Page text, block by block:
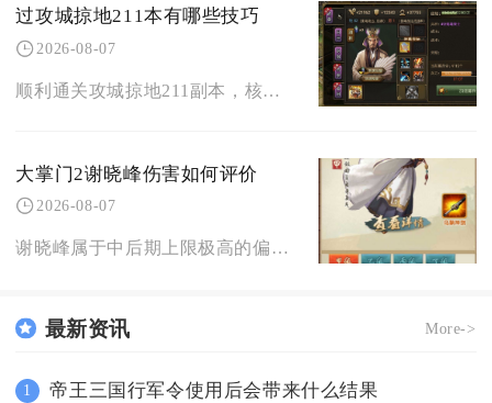
过攻城掠地211本有哪些技巧
2026-08-07
顺利通关攻城掠地211副本，核心技巧集中在固定武将排阵、精准战法释放节奏、硬件门槛把控、斩
大掌门2谢晓峰伤害如何评价
2026-08-07
谢晓峰属于中后期上限极高的偏副C侠客，持续伤害能力稳定，爆发依托全队攻击面板联动，PVE长
最新资讯 More->
1 帝王三国行军令使用后会带来什么结果